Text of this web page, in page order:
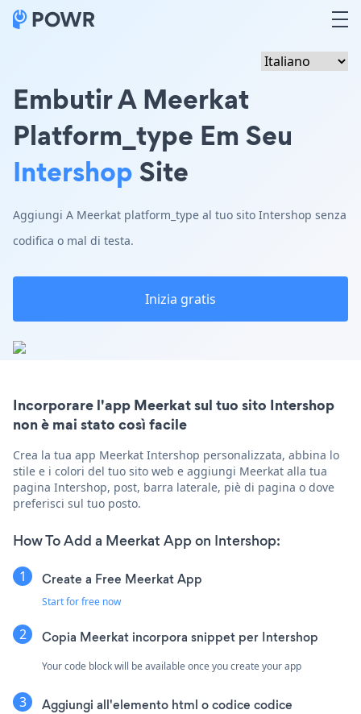
Embutir A Meerkat
Platform_type Em Seu
IntershopSite
Aggiungi A Meerkat platform_type al tuo sito Intershop senza
codifica o mal di testa.
Inizia gratis
Incorporare l'app Meerkat sul tuo sito Intershop
non è mai stato così facile
Crea la tua app Meerkat Intershop personalizzata, abbina lo
stile e i colori del tuo sito web e aggiungi Meerkat alla tua
pagina Intershop, post, barra laterale, piè di pagina o dove
preferisci sul tuo posto.
How To Add a Meerkat App on Intershop:
Create a Free Meerkat App
Start for free now
Copia Meerkat incorpora snippet per Intershop
Your code block will be available once you create your app
Aggiungi all'elemento html o codice codice